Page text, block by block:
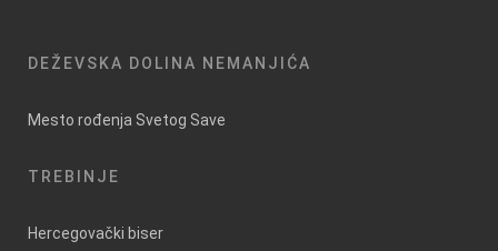
DEŽEVSKA DOLINA NEMANJIĆA
Mesto rođenja Svetog Save
TREBINJE
Hercegovački biser